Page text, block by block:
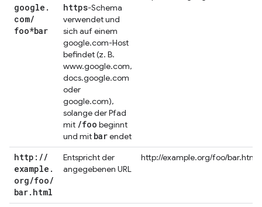
google .
com/
foo*bar
https-Schema
verwendet und
sich auf einem
google.com-Host
befindet (z. B.
www.google.com,
docs.google.com
oder
google.com),
solange der Pfad
mit /foo beginnt
und mit barendet
http: //
example .
org/foo/
bar. html
Entspricht der
angegebenen URL
http://example.org/foo/bar.html